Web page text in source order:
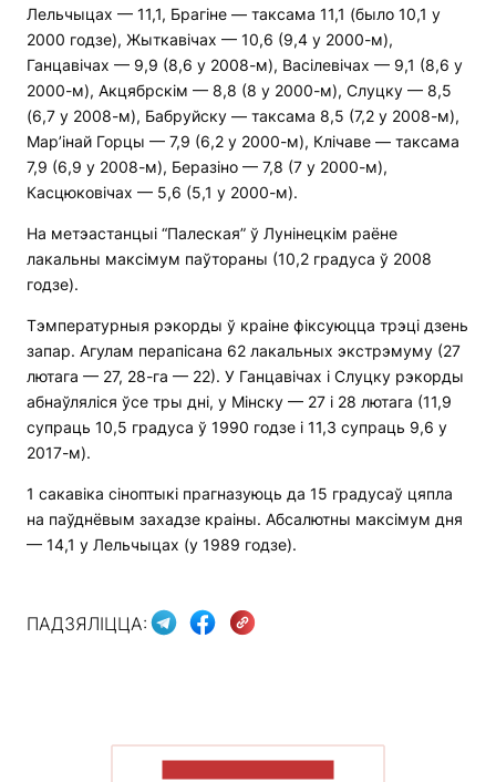
Лельчыцах — 11,1, Брагіне — таксама 11,1 (было 10,1 у
2000 годзе), Жыткавічах — 10,6 (9,4 у 2000-м),
Ганцавічах — 9,9 (8,6 у 2008-м), Васілевічах — 9,1 (8,6 у
2000-м), Акцябрскім — 8,8 (8 у 2000-м), Слуцку — 8,5
(6,7 у 2008-м), Бабруйску — таксама 8,5 (7,2 у 2008-м),
Мар’інай Горцы — 7,9 (6,2 у 2000-м), Клічаве — таксама
7,9 (6,9 у 2008-м), Беразіно — 7,8 (7 у 2000-м),
Касцюковічах — 5,6 (5,1 у 2000-м).
На метэастанцыі “Палеская” ў Лунінецкім раёне
лакальны максімум паўтораны (10,2 градуса ў 2008
годзе).
Тэмпературныя рэкорды ў краіне фіксуюцца трэці дзень
запар. Агулам перапісана 62 лакальных экстрэмуму (27
лютага — 27, 28-га — 22). У Ганцавічах і Слуцку рэкорды
абнаўляліся ўсе тры дні, у Мінску — 27 і 28 лютага (11,9
супраць 10,5 градуса ў 1990 годзе і 11,3 супраць 9,6 у
2017-м).
1 сакавіка сіноптыкі прагназуюць да 15 градусаў цяпла
на паўднёвым захадзе краіны. Абсалютны максімум дня
— 14,1 у Лельчыцах (у 1989 годзе).
ПАДЗЯЛІЦЦА: